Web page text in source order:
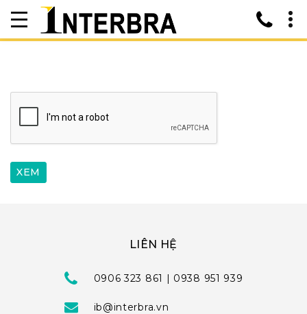
LIÊN HỆ
0906 323 861 | 0938 951 939
ib@interbra.vn